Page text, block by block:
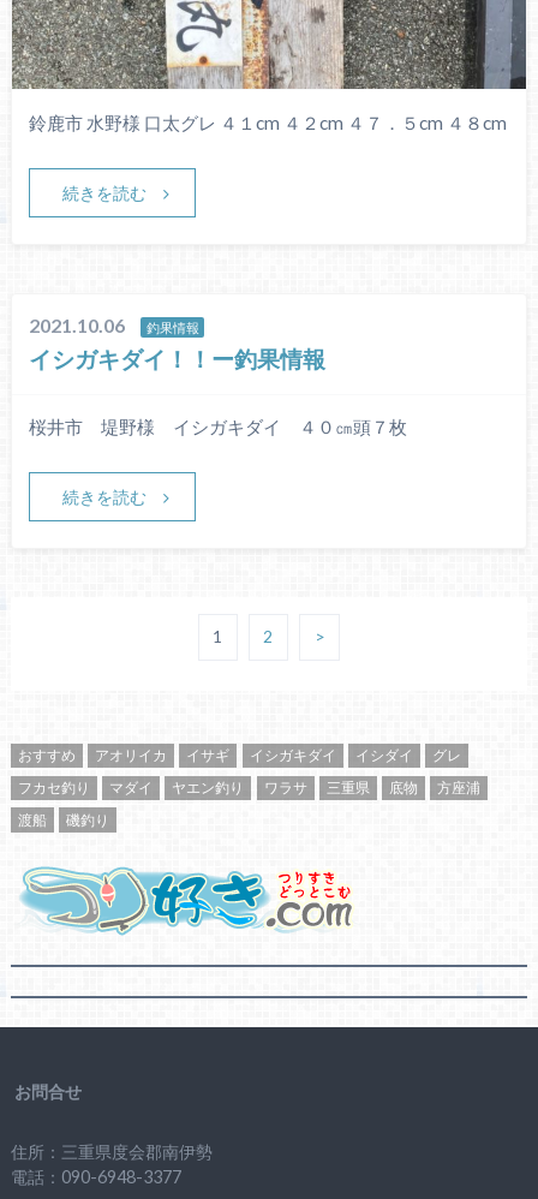
鈴鹿市 水野様 口太グレ ４１cm ４２cm ４７．５cm ４８cm
続きを読む
2021.10.06 釣果情報
イシガキダイ！！ー釣果情報
桜井市 堤野様 イシガキダイ ４０㎝頭７枚
続きを読む
1 2 >
おすすめ アオリイカ イサギ イシガキダイ イシダイ
グレ
フカセ釣り
マダイ ヤエン釣り ワラサ 三重県 底物
方座浦
渡船
磯釣り
お問合せ
住所：三重県度会郡南伊勢
電話：090-6948-3377